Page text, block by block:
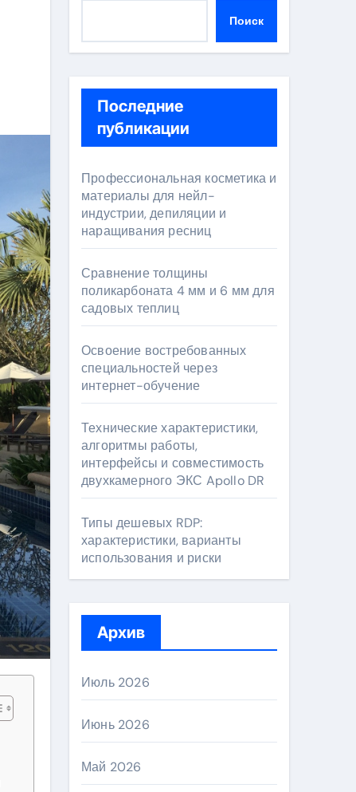
Поиск
Последние
публикации
Профессиональная косметика и
материалы для нейл-
индустрии, депиляции и
наращивания ресниц
Сравнение толщины
поликарбоната 4 мм и 6 мм для
садовых теплиц
Освоение востребованных
специальностей через
интернет-обучение
Технические характеристики,
алгоритмы работы,
интерфейсы и совместимость
двухкамерного ЭКС Apollo DR
Типы дешевых RDP:
характеристики, варианты
использования и риски
Архив
Июль 2026
Июнь 2026
Май 2026